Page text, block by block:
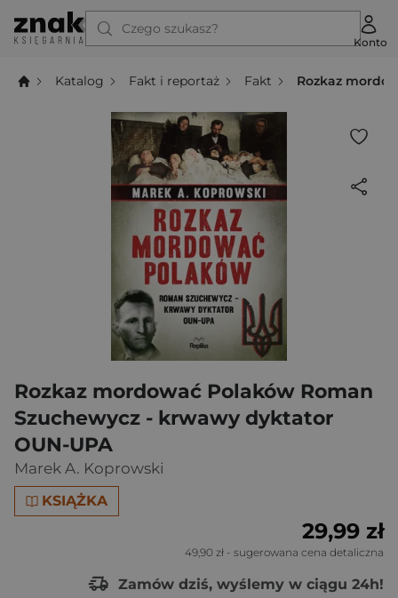
Czego szukasz?
Konto
Katalog Fakt i reportaż Fakt Rozkaz
Rozkaz mordować Polaków Roman
Szuchewycz - krwawy dyktator
OUN-UPA
Marek A. Koprowski
KSIĄŻKA
29,99 zł
49,90 zł - sugerowana cena detaliczna
Zamów dziś, wyślemy w ciągu 24h!